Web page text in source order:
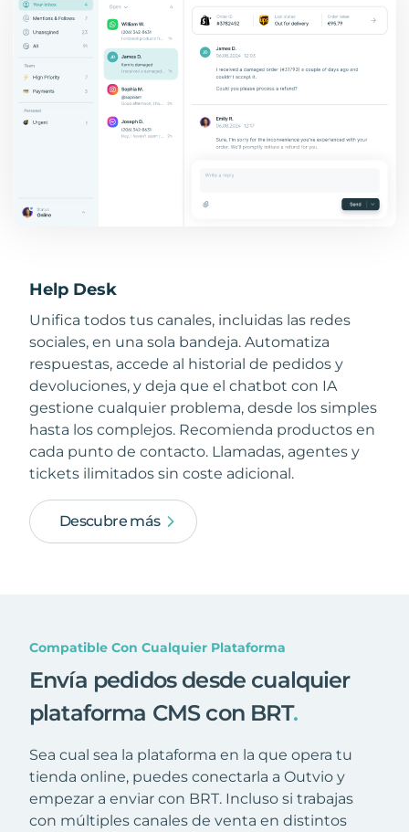
Help Desk
Unifica todos tus canales, incluidas las redes
sociales, en una sola bandeja. Automatiza
respuestas, accede al historial de pedidos y
devoluciones, y deja que el chatbot con IA
gestione cualquier problema, desde los simples
hasta los complejos. Recomienda productos en
cada punto de contacto. Llamadas, agentes y
tickets ilimitados sin coste adicional.
Descubre más
Compatible Con Cualquier Plataforma
Envía pedidos desde cualquier
plataforma CMS con BRT.
Sea cual sea la plataforma en la que opera tu
tienda online, puedes conectarla a Outvio y
empezar a enviar con BRT. Incluso si trabajas
con múltiples canales de venta en distintos